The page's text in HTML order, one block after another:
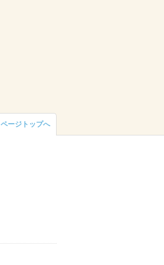
ページトップへ